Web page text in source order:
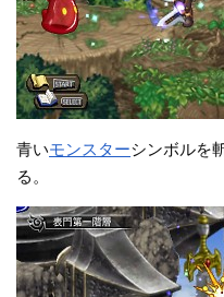
青いモンスターシンボルを
る。